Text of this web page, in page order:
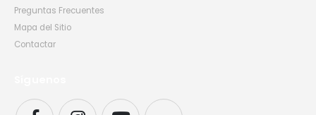
Preguntas Frecuentes
Mapa del Sitio
Contactar